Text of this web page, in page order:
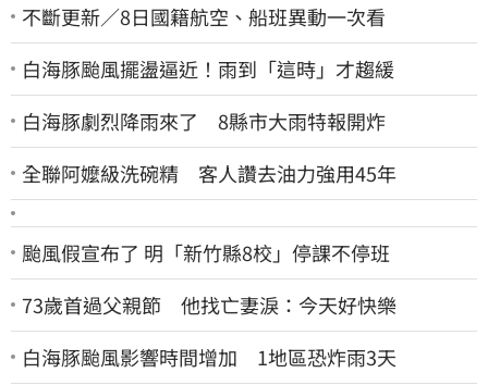
不斷更新／8日國籍航空、船班異動一次看
白海豚颱風擺盪逼近！雨到「這時」才趨緩
白海豚劇烈降雨來了 8縣市大雨特報開炸
全聯阿嬤級洗碗精 客人讚去油力強用45年
颱風假宣布了 明「新竹縣8校」停課不停班
73歲首過父親節 他找亡妻淚：今天好快樂
白海豚颱風影響時間增加 1地區恐炸雨3天